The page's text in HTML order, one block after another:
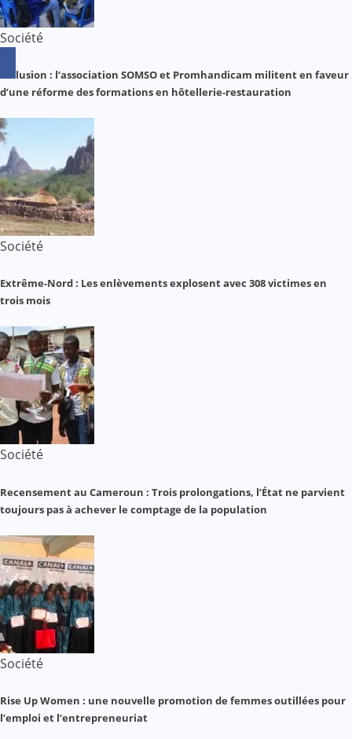
Société
Inclusion : l’association SOMSO et Promhandicam militent en faveur
d’une réforme des formations en hôtellerie-restauration
Société
Extrême-Nord : Les enlèvements explosent avec 308 victimes en
trois mois
Société
Recensement au Cameroun : Trois prolongations, l’État ne parvient
toujours pas à achever le comptage de la population
Société
Rise Up Women : une nouvelle promotion de femmes outillées pour
l’emploi et l’entrepreneuriat